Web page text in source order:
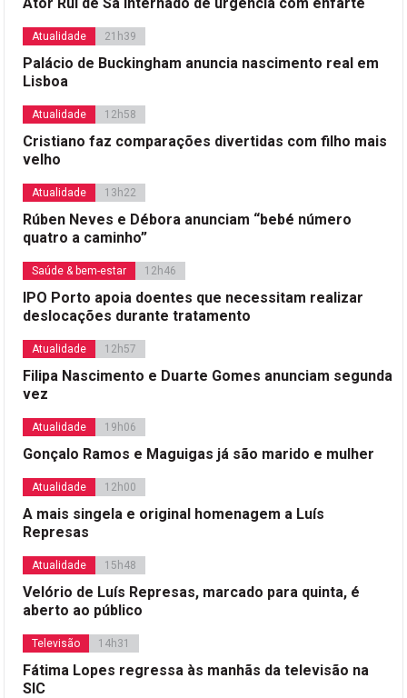
Atualidade 21h39
Palácio de Buckingham anuncia nascimento real em
Lisboa
Atualidade 12h58
Cristiano faz comparações divertidas com filho mais
velho
Atualidade 13h22
Rúben Neves e Débora anunciam “bebé número
quatro a caminho”
Saúde & bem-estar 12h46
IPO Porto apoia doentes que necessitam realizar
deslocações durante tratamento
Atualidade 12h57
Filipa Nascimento e Duarte Gomes anunciam segunda
vez
Atualidade 19h06
Gonçalo Ramos e Maguigas já são marido e mulher
Atualidade 12h00
A mais singela e original homenagem a Luís
Represas
Atualidade 15h48
Velório de Luís Represas, marcado para quinta, é
aberto ao público
Televisão 14h31
Fátima Lopes regressa às manhãs da televisão na
SIC